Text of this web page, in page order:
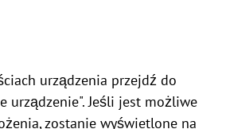
urządzenia przejdź do
urządzenie". Jeśli jest możliwe
zostanie wyświetlone na